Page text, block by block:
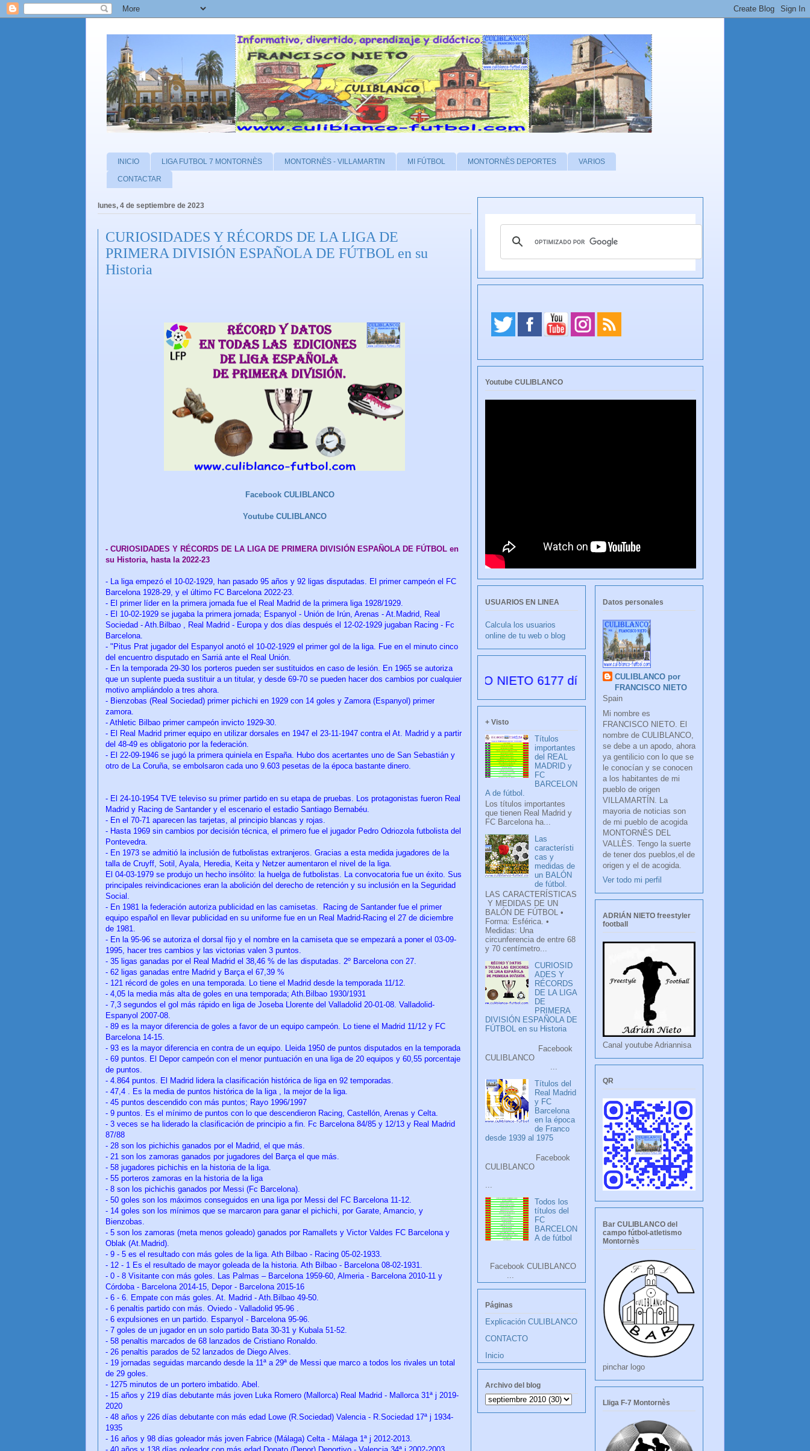
INICIO LIGA FUTBOL 7 MONTORNÈS MONTORNÈS - VILLAMARTIN MI FÚTBOL MONTORNÈS DEPORTES VARIOS
CONTACTAR
lunes, 4 de septiembre de 2023
CURIOSIDADES Y RÉCORDS DE LA LIGA DE
PRIMERA DIVISIÓN ESPAÑOLA DE FÚTBOL en su
Historia
Facebook CULIBLANCO
Youtube CULIBLANCO
- CURIOSIDADES Y RÉCORDS DE LA LIGA DE PRIMERA DIVISIÓN ESPAÑOLA DE FÚTBOL en
su Historia, hasta la 2022-23
- La liga empezó el 10-02-1929, han pasado 95 años y 92 ligas disputadas. El primer campeón el FC
Barcelona 1928-29, y el último FC Barcelona 2022-23.
- El primer líder en la primera jornada fue el Real Madrid de la primera liga 1928/1929.
- El 10-02-1929 se jugaba la primera jornada; Espanyol - Unión de Irún, Arenas - At.Madrid, Real
Sociedad - Ath.Bilbao , Real Madrid - Europa y dos días después el 12-02-1929 jugaban Racing - Fc
Barcelona.
- "Pitus Prat jugador del Espanyol anotó el 10-02-1929 el primer gol de la liga. Fue en el minuto cinco
del encuentro disputado en Sarriá ante el Real Unión.
- En la temporada 29-30 los porteros pueden ser sustituidos en caso de lesión. En 1965 se autoriza
que un suplente pueda sustituir a un titular, y desde 69-70 se pueden hacer dos cambios por cualquier
motivo ampliándolo a tres ahora.
- Bienzobas (Real Sociedad) primer pichichi en 1929 con 14 goles y Zamora (Espanyol) primer
zamora.
- Athletic Bilbao primer campeón invicto 1929-30.
- El Real Madrid primer equipo en utilizar dorsales en 1947 el 23-11-1947 contra el At. Madrid y a partir
del 48-49 es obligatorio por la federación.
- El 22-09-1946 se jugó la primera quiniela en España. Hubo dos acertantes uno de San Sebastián y
otro de La Coruña, se embolsaron cada uno 9.603 pesetas de la época bastante dinero.
- El 24-10-1954 TVE televiso su primer partido en su etapa de pruebas. Los protagonistas fueron Real
Madrid y Racing de Santander y el escenario el estadio Santiago Bernabéu.
- En el 70-71 aparecen las tarjetas, al principio blancas y rojas.
- Hasta 1969 sin cambios por decisión técnica, el primero fue el jugador Pedro Odriozola futbolista del
Pontevedra.
- En 1973 se admitió la inclusión de futbolistas extranjeros. Gracias a esta medida jugadores de la
talla de Cruyff, Sotil, Ayala, Heredia, Keita y Netzer aumentaron el nivel de la liga.
El 04-03-1979 se produjo un hecho insólito: la huelga de futbolistas. La convocatoria fue un éxito. Sus
principales reivindicaciones eran la abolición del derecho de retención y su inclusión en la Seguridad
Social.
- En 1981 la federación autoriza publicidad en las camisetas. Racing de Santander fue el primer
equipo español en llevar publicidad en su uniforme fue en un Real Madrid-Racing el 27 de diciembre
de 1981.
- En la 95-96 se autoriza el dorsal fijo y el nombre en la camiseta que se empezará a poner el 03-09-
1995, hacer tres cambios y las victorias valen 3 puntos.
- 35 ligas ganadas por el Real Madrid el 38,46 % de las disputadas. 2º Barcelona con 27.
- 62 ligas ganadas entre Madrid y Barça el 67,39 %
- 121 récord de goles en una temporada. Lo tiene el Madrid desde la temporada 11/12.
- 4,05 la media más alta de goles en una temporada; Ath.Bilbao 1930/1931
- 7,3 segundos el gol más rápido en liga de Joseba Llorente del Valladolid 20-01-08. Valladolid-
Espanyol 2007-08.
- 89 es la mayor diferencia de goles a favor de un equipo campeón. Lo tiene el Madrid 11/12 y FC
Barcelona 14-15.
- 93 es la mayor diferencia en contra de un equipo. Lleida 1950 de puntos disputados en la temporada
- 69 puntos. El Depor campeón con el menor puntuación en una liga de 20 equipos y 60,55 porcentaje
de puntos.
- 4.864 puntos. El Madrid lidera la clasificación histórica de liga en 92 temporadas.
- 47,4 . Es la media de puntos histórica de la liga , la mejor de la liga.
- 45 puntos descendido con más puntos; Rayo 1996/1997
- 9 puntos. Es el mínimo de puntos con lo que descendieron Racing, Castellón, Arenas y Celta.
- 3 veces se ha liderado la clasificación de principio a fin. Fc Barcelona 84/85 y 12/13 y Real Madrid
87/88
- 28 son los pichichis ganados por el Madrid, el que más.
- 21 son los zamoras ganados por jugadores del Barça el que más.
- 58 jugadores pichichis en la historia de la liga.
- 55 porteros zamoras en la historia de la liga
- 8 son los pichichis ganados por Messi (Fc Barcelona).
- 50 goles son los máximos conseguidos en una liga por Messi del FC Barcelona 11-12.
- 14 goles son los mínimos que se marcaron para ganar el pichichi, por Garate, Amancio, y
Bienzobas.
- 5 son los zamoras (meta menos goleado) ganados por Ramallets y Victor Valdes FC Barcelona y
Oblak (At.Madrid).
- 9 - 5 es el resultado con más goles de la liga. Ath Bilbao - Racing 05-02-1933.
- 12 - 1 Es el resultado de mayor goleada de la historia. Ath Bilbao - Barcelona 08-02-1931.
- 0 - 8 Visitante con más goles. Las Palmas – Barcelona 1959-60, Almeria - Barcelona 2010-11 y
Córdoba - Barcelona 2014-15, Depor - Barcelona 2015-16
- 6 - 6. Empate con más goles. At. Madrid - Ath.Bilbao 49-50.
- 6 penaltis partido con más. Oviedo - Valladolid 95-96 .
- 6 expulsiones en un partido. Espanyol - Barcelona 95-96.
- 7 goles de un jugador en un solo partido Bata 30-31 y Kubala 51-52.
- 58 penaltis marcados de 68 lanzados de Cristiano Ronaldo.
- 26 penaltis parados de 52 lanzados de Diego Alves.
- 19 jornadas seguidas marcando desde la 11ª a 29ª de Messi que marco a todos los rivales un total
de 29 goles.
- 1275 minutos de un portero imbatido. Abel.
- 15 años y 219 días debutante más joven Luka Romero (Mallorca) Real Madrid - Mallorca 31ª j 2019-
2020
- 48 años y 226 días debutante con más edad Lowe (R.Sociedad) Valencia - R.Sociedad 17ª j 1934-
1935
- 16 años y 98 días goleador más joven Fabrice (Málaga) Celta - Málaga 1ª j 2012-2013.
Youtube CULIBLANCO
USUARIOS EN LINEA
Calcula los usuarios
online de tu web o blog
CULIBLANCO por FRANCISCO NIETO 6177 días desde su creación
+ Visto
Títulos
importantes
del REAL
MADRID y
FC
BARCELON
A de fútbol.
Los títulos importantes
que tienen Real Madrid y
FC Barcelona ha...
Las
característi
cas y
medidas de
un BALÓN
de fútbol.
LAS CARACTERÍSTICAS
Y MEDIDAS DE UN
BALÓN DE FÚTBOL •
Forma: Esférica. •
Medidas: Una
circunferencia de entre 68
y 70 centímetro...
CURIOSID
ADES Y
RÉCORDS
DE LA LIGA
DE
PRIMERA
DIVISIÓN ESPAÑOLA DE
FÚTBOL en su Historia
Facebook
CULIBLANCO
...
Títulos del
Real Madrid
y FC
Barcelona
en la época
de Franco
desde 1939 al 1975
Facebook
CULIBLANCO
Todos los
títulos del
FC
BARCELON
A de fútbol
Facebook CULIBLANCO
...
Páginas
Explicación CULIBLANCO
CONTACTO
Inicio
Archivo del blog
Datos personales
CULIBLANCO por
FRANCISCO NIETO
Spain
Mi nombre es
FRANCISCO NIETO. El
nombre de CULIBLANCO,
se debe a un apodo, ahora
ya gentilicio con lo que se
le conocían y se conocen
a los habitantes de mi
pueblo de origen
VILLAMARTÍN. La
mayoria de noticias son
de mi pueblo de acogida
MONTORNÈS DEL
VALLÈS. Tengo la suerte
de tener dos pueblos,el de
origen y el de acogida.
Ver todo mi perfil
ADRIÁN NIETO freestyler
football
Canal youtube Adriannisa
QR
Bar CULIBLANCO del
campo fútbol-atletismo
Montornès
pinchar logo
Lliga F-7 Montornès